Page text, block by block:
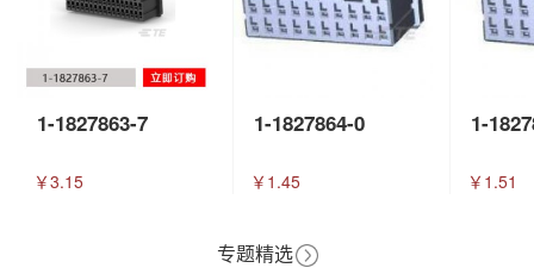
1-1827863-7
￥3.15
1-1827864-0
￥1.45
1-
￥1.51
专题精选